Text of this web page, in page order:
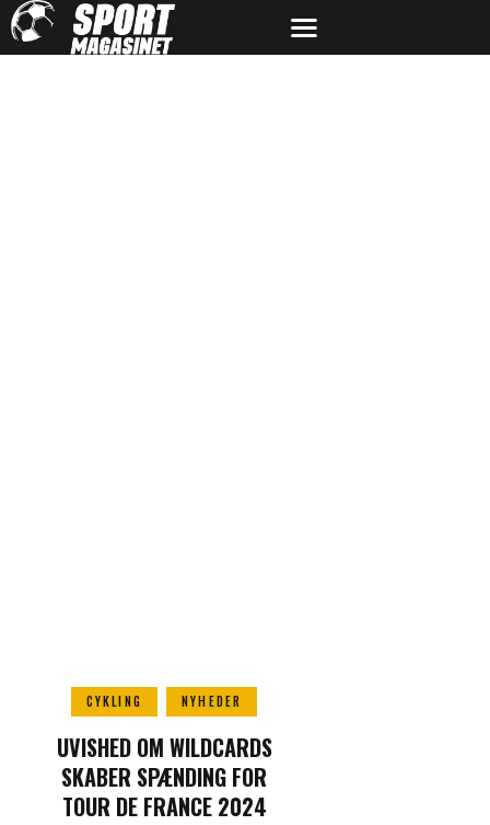
CYKLING NYHEDER
UVISHED OM WILDCARDS
SKABER SPÆNDING FOR
TOUR DE FRANCE 2024